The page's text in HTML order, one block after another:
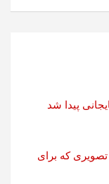
پیدا شد
تصویری که برای